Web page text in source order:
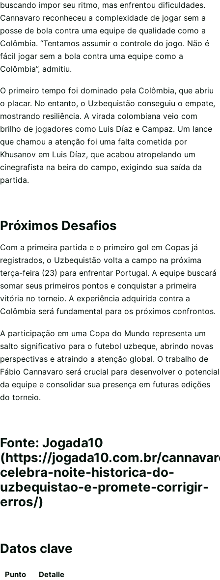
buscando impor seu ritmo, mas enfrentou dificuldades.
Cannavaro reconheceu a complexidade de jogar sem a
posse de bola contra uma equipe de qualidade como a
Colômbia. “Tentamos assumir o controle do jogo. Não é
fácil jogar sem a bola contra uma equipe como a
Colômbia”, admitiu.
O primeiro tempo foi dominado pela Colômbia, que abriu
o placar. No entanto, o Uzbequistão conseguiu o empate,
mostrando resiliência. A virada colombiana veio com
brilho de jogadores como Luis Díaz e Campaz. Um lance
que chamou a atenção foi uma falta cometida por
Khusanov em Luis Díaz, que acabou atropelando um
cinegrafista na beira do campo, exigindo sua saída da
partida.
Próximos Desafios
Com a primeira partida e o primeiro gol em Copas já
registrados, o Uzbequistão volta a campo na próxima
terça-feira (23) para enfrentar Portugal. A equipe buscará
somar seus primeiros pontos e conquistar a primeira
vitória no torneio. A experiência adquirida contra a
Colômbia será fundamental para os próximos confrontos.
A participação em uma Copa do Mundo representa um
salto significativo para o futebol uzbeque, abrindo novas
perspectivas e atraindo a atenção global. O trabalho de
Fábio Cannavaro será crucial para desenvolver o potencial
da equipe e consolidar sua presença em futuras edições
do torneio.
Fonte: Jogada10
(https://jogada10.com.br/
celebra-noite-historica-do-
uzbequistao-e-promete-corrigir-
erros/)
Datos clave
Punto Detalle